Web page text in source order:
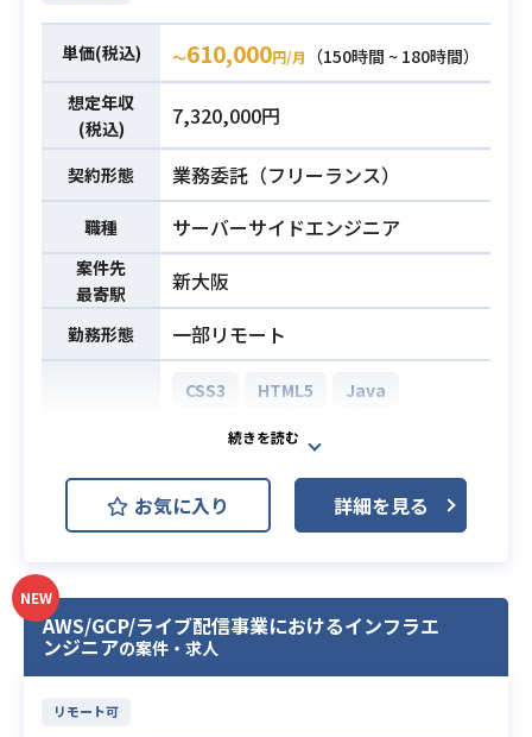
s, AWS SAM
DB: MySQL, DynamoDB
ソースコード管理: Git
プロジェクト管理: Backlog, Redmin
e
情報共有ツール: Slack, Redmine
必須スキル
SE職
・Typescript（Vue3系,Nuxt）での
開発経験(3年～5年程度)
または、Ruby、nodeでの開発経験3
年～5年程度
・パフォーマンス改善の経験
チューニングなどをした経験)
クエンドを組めるか、トラブル時に
インフラ側のログも見れること）
しつつマネジメント関与するため)
・非エンジニアとの合意形成
・AIを含む技術トレンドを理解し、
Figma
業務内容
幼児保育子育て向けサービスを展開
している事業会社において、
旧システムをGoなどのモダンな環境
へリプレイスするプロジェクトで
す。
AI支援を活用しながら、機能改善・
新規開発・技術的意思決定をリード
し、
プロダクトの価値向上を図っていた
だきます。
【仕事内容】
下記の業務を担っていただく想定で
・AI支援を前提とした設計、実装、
テスト、デプロイ、運用の推進
思決定のリード（品質とスピードの
単価(税込) 〜610,000円/月
（150時間 ~ 180時間）
想定年収
(税込)
7,320,000円
契約形態 業務委託（フリーランス）
職種 サーバーサイドエンジニア
案件先
最寄駅
新大阪
勤務形態 一部リモート
CSS3 HTML5
Java
JavaScript
Laravel
Spring Boot
MySQL
Oracle Database
PostgreSQL
用いた
Webアプリケーションの新規機能開
発をご担当いただきます。
お気に入り 詳細を見る
NEW
AWS/GCP/ライブ配信事業におけるインフラエ
ンジニアの案件・求人
リモート可